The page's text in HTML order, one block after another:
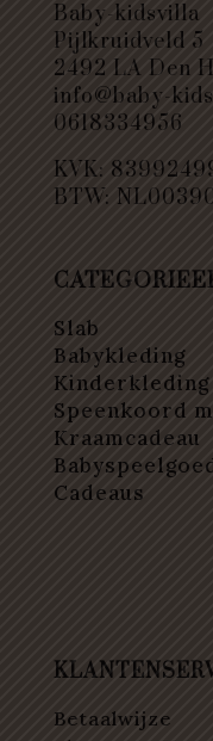
Baby-kidsvilla
Pijlkruidveld 5
2492 LA Den
info@baby-
0618334956
KVK:
BTW:
Slab
Babykleding
Kinderkleding
Speenkoord
Kraamcadeau
Cadeaus
Betaalwijze